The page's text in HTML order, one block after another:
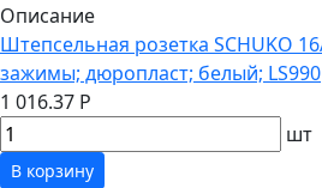
Описание
Штепсельная розетка SCHUKO
зажимы; дюропласт; белый; LS990
1 016.37 Р
шт
В корзину